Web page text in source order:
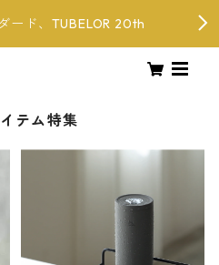
ード、TUBELOR 20th
テム特集